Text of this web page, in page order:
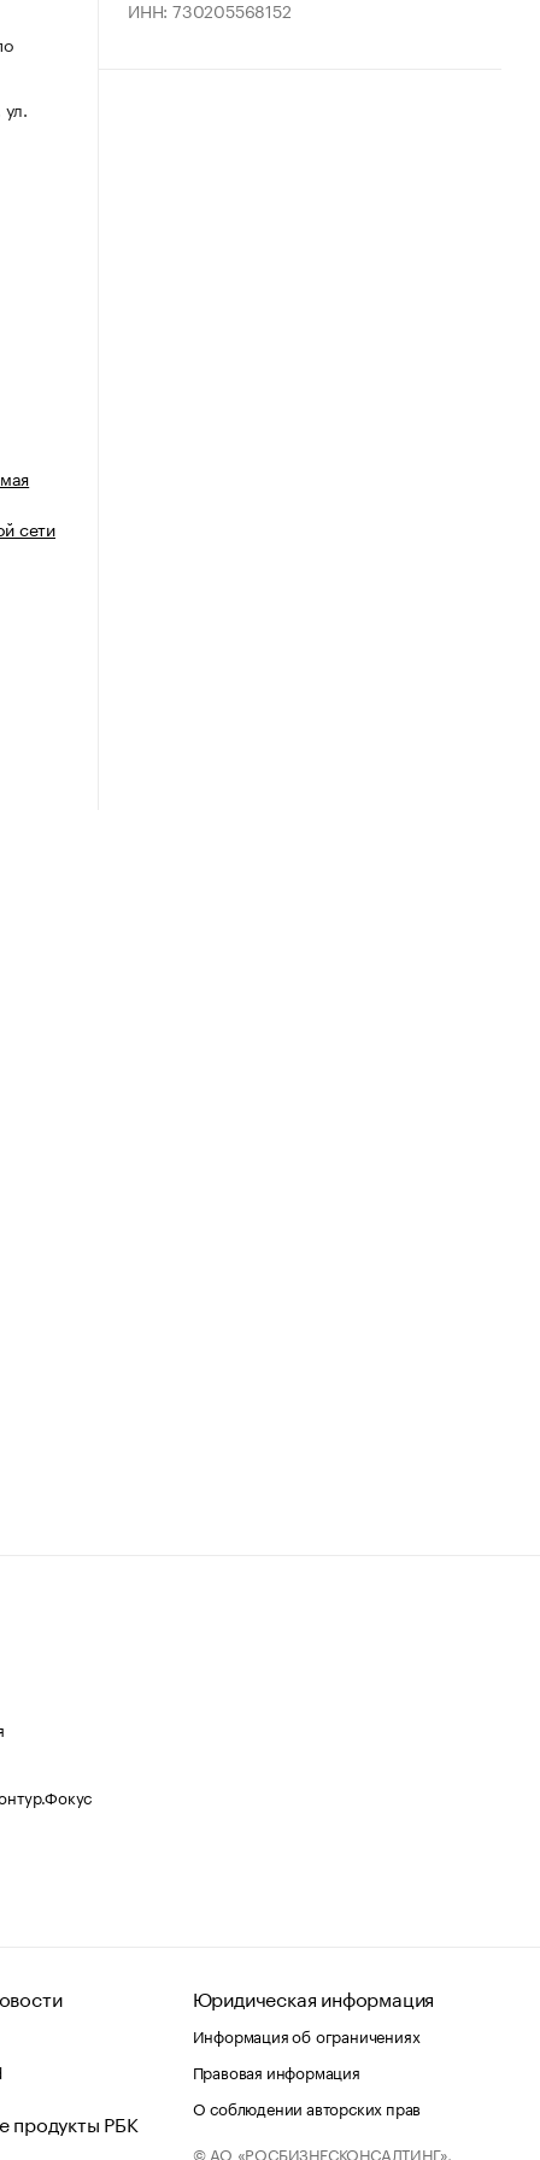
сети
ИНН: 730205568152
продукты РБК
Юридическая информация
Информация об ограничениях
Правовая информация
О соблюдении авторских прав
© АО «РОСБИЗНЕСКОНСАЛТИНГ»,